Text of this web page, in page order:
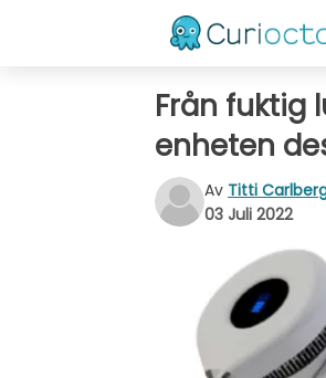
Från fuktig
enheten
Av Titti
03 Juli 2022